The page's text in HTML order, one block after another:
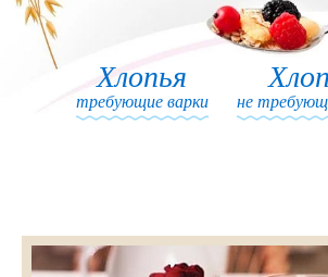
Хлопья
требующие варки не